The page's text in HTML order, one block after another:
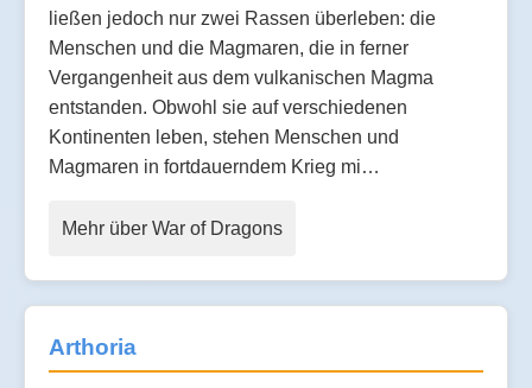
ließen jedoch nur zwei Rassen überleben: die
Menschen und die Magmaren, die in ferner
Vergangenheit aus dem vulkanischen Magma
entstanden. Obwohl sie auf verschiedenen
Kontinenten leben, stehen Menschen und
Magmaren in fortdauerndem Krieg mi…
Mehr über War of Dragons
Arthoria